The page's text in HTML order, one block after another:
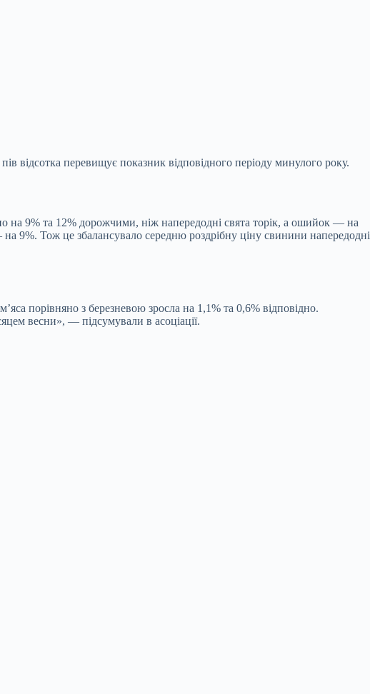
відсотка перевищує показник відповідного періоду минулого року.
на 9% та 12% дорожчими, ніж напередодні свята торік, а ошийок — на
9%. Тож це збалансувало середню роздрібну ціну свинини напередодні
порівняно з березневою зросла на 1,1% та 0,6% відповідно.
весни», — підсумували в асоціації.